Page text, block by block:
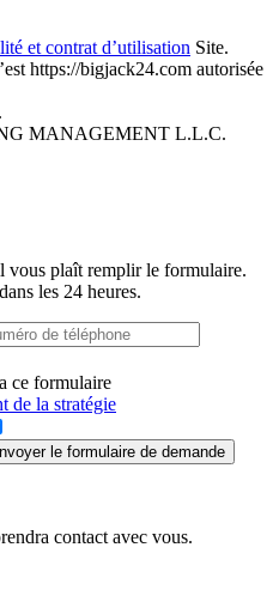
et contrat d’utilisation Site.
https://bigjack24.com autorisée
MANAGEMENT L.L.C.
vous plaît remplir le formulaire.
les 24 heures.
ce formulaire
de la stratégie
le formulaire de demande
contact avec vous.